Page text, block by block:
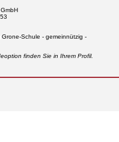
Schule - gemeinnützig -
finden Sie in Ihrem Profil.